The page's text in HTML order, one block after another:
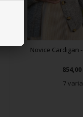
Novice Cardigan
854,00
7